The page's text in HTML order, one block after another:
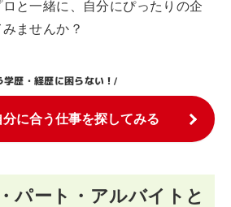
と一緒に、自分にぴったりの企
ませんか？
学歴・経歴に困らない！/
分に合う仕事を探してみる
パート・アルバイトと